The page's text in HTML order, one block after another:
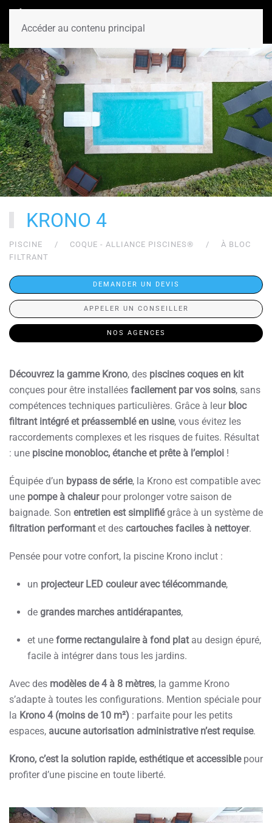
Accéder au contenu principal
KRONO 4
PISCINE COQUE - ALLIANCE PISCINES®
À BLOC
FILTRANT
DEMANDER UN DEVIS
APPELER UN CONSEILLER
NOS AGENCES
Découvrez la gamme Krono, des piscines coques en kit
conçues pour être installées facilement par vos soins, sans
compétences techniques particulières. Grâce à leur bloc
filtrant intégré et préassemblé en usine, vous évitez les
raccordements complexes et les risques de fuites. Résultat
: une piscine monobloc, étanche et prête à l’emploi !
Équipée d’un bypass de série, la Krono est compatible avec
une pompe à chaleurpour prolonger votre saison de
baignade. Son entretien est simplifiégrâce à un système de
filtration performantet des cartouches faciles à nettoyer.
Pensée pour votre confort, la piscine Krono inclut :
un projecteur LED couleur avec télécommande,
de grandes marches antidérapantes,
et une forme rectangulaire à fond platau design épuré,
facile à intégrer dans tous les jardins.
Avec des modèles de 4 à 8 mètres, la gamme Krono
s’adapte à toutes les configurations. Mention spéciale pour
la Krono 4 (moins de 10 m²) : parfaite pour les petits
espaces, aucune autorisation administrative n’est requise.
Krono, c’est la solution rapide, esthétique et accessiblepour
profiter d’une piscine en toute liberté.